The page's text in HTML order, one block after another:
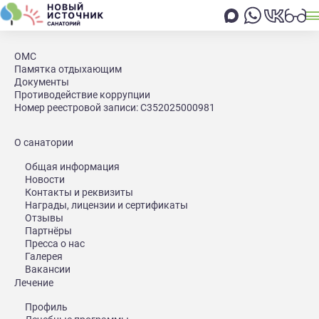
ОМС
Памятка отдыхающим
Документы
Противодействие коррупции
Номер реестровой записи: С352025000981
О санатории
Общая информация
Новости
Контакты и реквизиты
Награды, лицензии и сертификаты
Отзывы
Партнёры
Пресса о нас
Галерея
Вакансии
Лечение
Профиль
Главная
Услуги реабилитационно-профилактического центра
Специалисты Реабилитационно-
профилактического центра
Цена услуги в
реабилитационном центре:
Услуга
Консультация врача-невролога
Повторная консультация врача-невролога